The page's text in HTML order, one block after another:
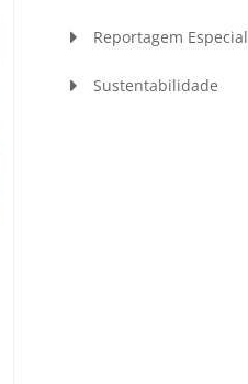
Reportagem Especial
Sustentabilidade